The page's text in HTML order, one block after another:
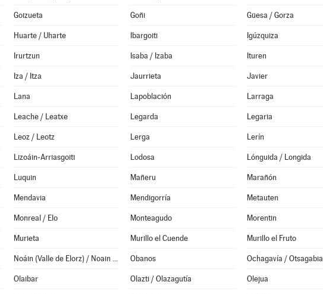
Goizueta Goñi Güesa / Gorza
Huarte / Uharte Ibargoiti Igúzquiza
Irurtzun Isaba / Izaba Ituren
Iza / Itza Jaurrieta Javier
Lana Lapoblación Larraga
Leache / Leatxe Legarda Legaria
Leoz / Leotz Lerga Lerín
Lizoáin-Arriasgoiti Lodosa Lónguida / Longida
Luquin Mañeru Marañón
Mendavia Mendigorría Metauten
Monreal / Elo Monteagudo Morentin
Murieta Murillo el Cuende Murillo el Fruto
Noáin (Valle de Elorz) / Noain (Elortzibar) Obanos Ochagavía / Otsagabia
Olaibar Olazti / Olazagutía Olejua